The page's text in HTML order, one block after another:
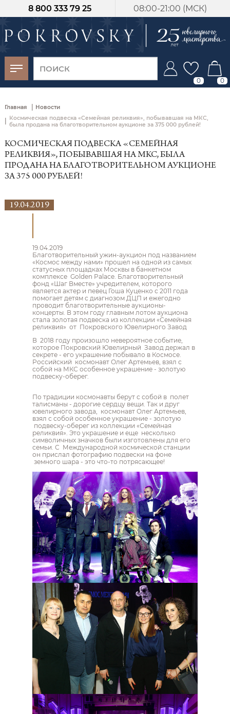
08:00-21:00 (МСК)
8 800 333 79 25
0 0
Главная | Новости
Космическая подвеска «Семейная реликвия», побывавшая на МКС,
была продана на благотворительном аукционе за 375 000 рублей!
КОСМИЧЕСКАЯ ПОДВЕСКА «СЕМЕЙНАЯ
РЕЛИКВИЯ», ПОБЫВАВШАЯ НА МКС, БЫЛА
ПРОДАНА НА БЛАГОТВОРИТЕЛЬНОМ АУКЦИОНЕ
ЗА 375 000 РУБЛЕЙ!
19.04.2019
19.04.2019
Благотворительный ужин-аукцион под названием
«Космос между нами» прошел на одной из самых
статусных площадках Москвы в банкетном
комплексе Golden Palace. Благотворительный
фонд «Шаг Вместе» учредителем, которого
является актер и певец Гоша Куценко с 2011 года
помогает детям с диагнозом ДЦП и ежегодно
проводит благотворительные аукционы-
концерты. В этом году главным лотом аукциона
стала золотая подвеска из коллекции «Семейная
реликвия» от Покровского Ювелирного Завод
В 2018 году произошло невероятное событие,
которое Покровский Ювелирный Завод держал в
секрете - его украшение побывало в Космосе.
Российский космонавт Олег Артемьев, взял с
собой на МКС особенное украшение - золотую
подвеску-оберег.
По традиции космонавты берут с собой в полет
талисманы - дорогие сердцу вещи. Так и друг
ювелирного завода, космонавт Олег Артемьев,
взял с собой особенное украшение - золотую
подвеску-оберег из коллекции «Семейная
реликвия». Это украшение и еще несколько
символичных значков были изготовлены для его
семьи. С Международной космической станции
он прислал фотографию подвески на фоне
земного шара - это что-то потрясающее!
-30%
от 15 дней с
момента оплаты